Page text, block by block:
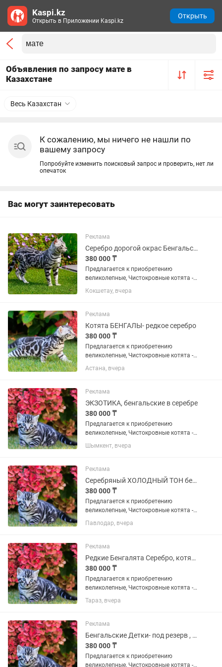
Объявления по запросу мате в
Казахстане
Весь Казахстан
К сожалению, мы ничего не нашли по
вашему запросу
Попробуйте изменить поисковый запрос и проверить, нет ли
опечаток
Вас могут заинтересовать
Реклама
Серебро дорогой окрас Бенгальские котята
380 000 ₸
Предлагается к приобретению
великолепные, Чистокровные котята -
БЕНГАЛЬСКОЙ породы! Серебряного
окраса словно снежный барс! -
красотки . Отлично знают лоток....
Кокшетау, вчера
Реклама
Котята БЕНГАЛЫ- редкое серебро
380 000 ₸
Предлагается к приобретению
великолепные, Чистокровные котята -
БЕНГАЛЬСКОЙ породы! Серебряного
окраса словно снежный барс! -
красотки . Отлично знают лоток....
Астана, вчера
Реклама
ЭКЗОТИКА, бенгальские в серебре
380 000 ₸
Предлагается к приобретению
великолепные, Чистокровные котята -
БЕНГАЛЬСКОЙ породы! Серебряного
окраса словно снежный барс! -
красотки . Отлично знают лоток....
Шымкент, вчера
Реклама
Серебряный ХОЛОДНЫЙ ТОН бенгальские котята
380 000 ₸
Предлагается к приобретению
великолепные, Чистокровные котята -
БЕНГАЛЬСКОЙ породы! Серебряного
окраса словно снежный барс! -
красотки . Отлично знают лоток....
Павлодар, вчера
Реклама
Редкие Бенгалята Серебро, котята
380 000 ₸
Предлагается к приобретению
великолепные, Чистокровные котята -
БЕНГАЛЬСКОЙ породы! Серебряного
окраса словно снежный барс! -
красотки . Отлично знают лоток....
Тараз, вчера
Реклама
Бенгальские Детки- под резерв , КОТЯТА
380 000 ₸
Предлагается к приобретению
великолепные, Чистокровные котята -
Kaspi.kz
Открыть в Приложении Kaspi.kz
Открыть